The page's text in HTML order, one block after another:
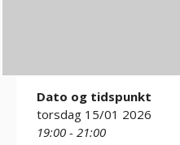
Dato og tidspunkt
torsdag 15/01 2026
19:00 - 21:00